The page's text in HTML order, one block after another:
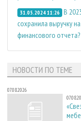
31.05.2024 11:26 В
сохранила выручку
финансового отчета?
НОВОСТИ ПО ТЕМЕ
07.08.2026